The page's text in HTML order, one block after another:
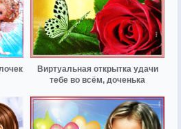
Виртуальная открытка удачи
тебе во всём, доченька